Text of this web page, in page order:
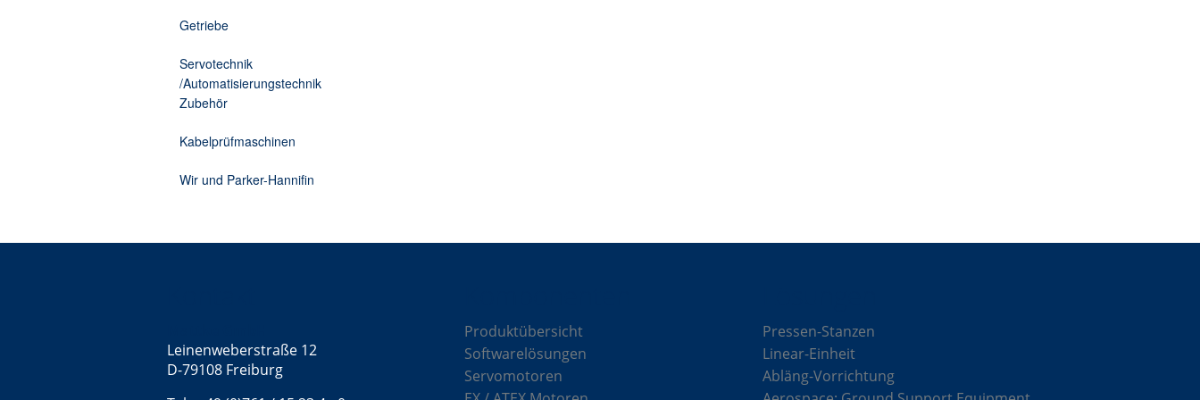
Getriebe
Servotechnik
/Automatisierungstechnik
Zubehör
Kabelprüfmaschinen
Wir und Parker-Hannifin
Leinenweberstraße 12
D-79108 Freiburg
Produktübersicht
Softwarelösungen
Servomotoren
Pressen-Stanzen
Linear-Einheit
Abläng-Vorrichtung